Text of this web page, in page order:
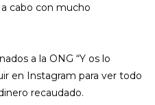
cabo con mucho
a la ONG “Y os lo
en Instagram para ver todo
recaudado.